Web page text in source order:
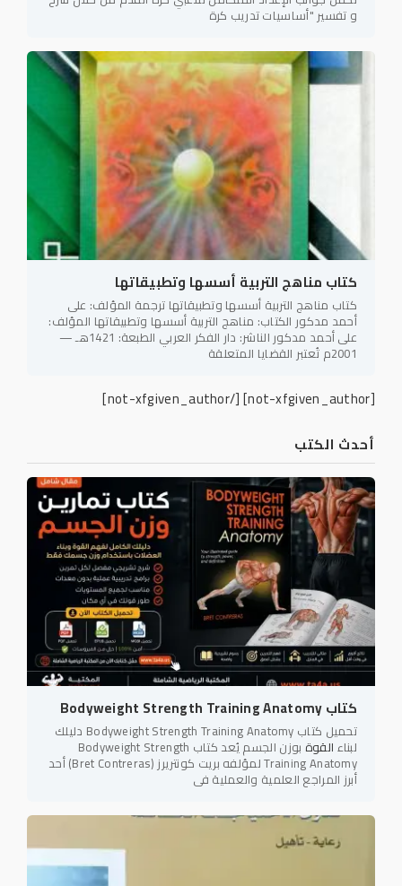
أحدث الكتب
كتاب Bodyweight Strength Training Anatomy
تحميل كتاب Bodyweight Strength Training Anatomy دليلك
لبناء القوة بوزن الجسم يُعد كتاب Bodyweight Strength
Training Anatomy لمؤلفه بريت كونتريرز (Bret Contreras) أحد
أبرز المراجع العلمية والعملية في
و تفسير "أساسيات تدريب كرة
كتاب مناهج التربية أسسها وتطبيقاتها
كتاب مناهج التربية أسسها وتطبيقاتها ترجمة المؤلف: على
أحمد مدكور الكتاب: مناهج التربية أسسها وتطبيقاتها المؤلف:
على أحمد مدكور الناشر: دار الفكر العربي الطبعة: 1421هـ —
2001م تُعتبر القضايا المتعلقة
[not-xfgiven_author]
[/not-xfgiven_author]